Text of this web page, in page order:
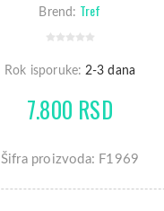
Brend: Tref
Rok isporuke: 2-3 dana
7.800 RSD
Šifra proizvoda: F1969